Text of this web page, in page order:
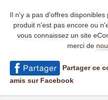
Il n'y a pas d'offres
produit n'est pas encore ou
vous connaissez un site
merci de
Partager ce
amis sur Facebook